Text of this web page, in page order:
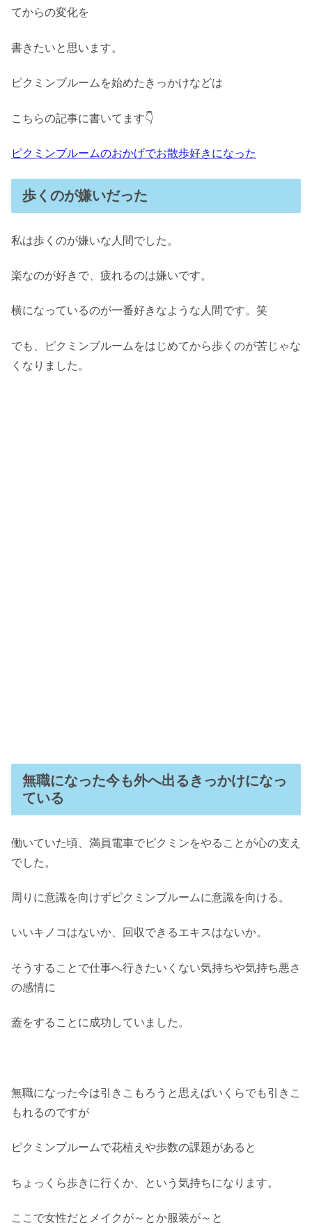
てからの変化を
書きたいと思います。
ピクミンブルームを始めたきっかけなどは
こちらの記事に書いてます👇
ピクミンブルームのおかげでお散歩好きになった
歩くのが嫌いだった
私は歩くのが嫌いな人間でした。
楽なのが好きで、疲れるのは嫌いです。
横になっているのが一番好きなような人間です。笑
でも、ピクミンブルームをはじめてから歩くのが苦じゃな
くなりました。
無職になった今も外へ出るきっかけになっ
ている
働いていた頃、満員電車でピクミンをやることが心の支え
でした。
周りに意識を向けずピクミンブルームに意識を向ける。
いいキノコはないか、回収できるエキスはないか。
そうすることで仕事へ行きたいくない気持ちや気持ち悪さ
の感情に
蓋をすることに成功していました。
無職になった今は引きこもろうと思えばいくらでも引きこ
もれるのですが
ピクミンブルームで花植えや歩数の課題があると
ちょっくら歩きに行くか、という気持ちになります。
ここで女性だとメイクが～とか服装が～と